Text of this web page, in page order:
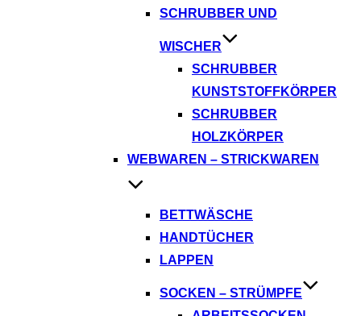
SCHRUBBER UND
WISCHER
SCHRUBBER
KUNSTSTOFFKÖRPER
SCHRUBBER
HOLZKÖRPER
WEBWAREN – STRICKWAREN
BETTWÄSCHE
HANDTÜCHER
LAPPEN
SOCKEN – STRÜMPFE